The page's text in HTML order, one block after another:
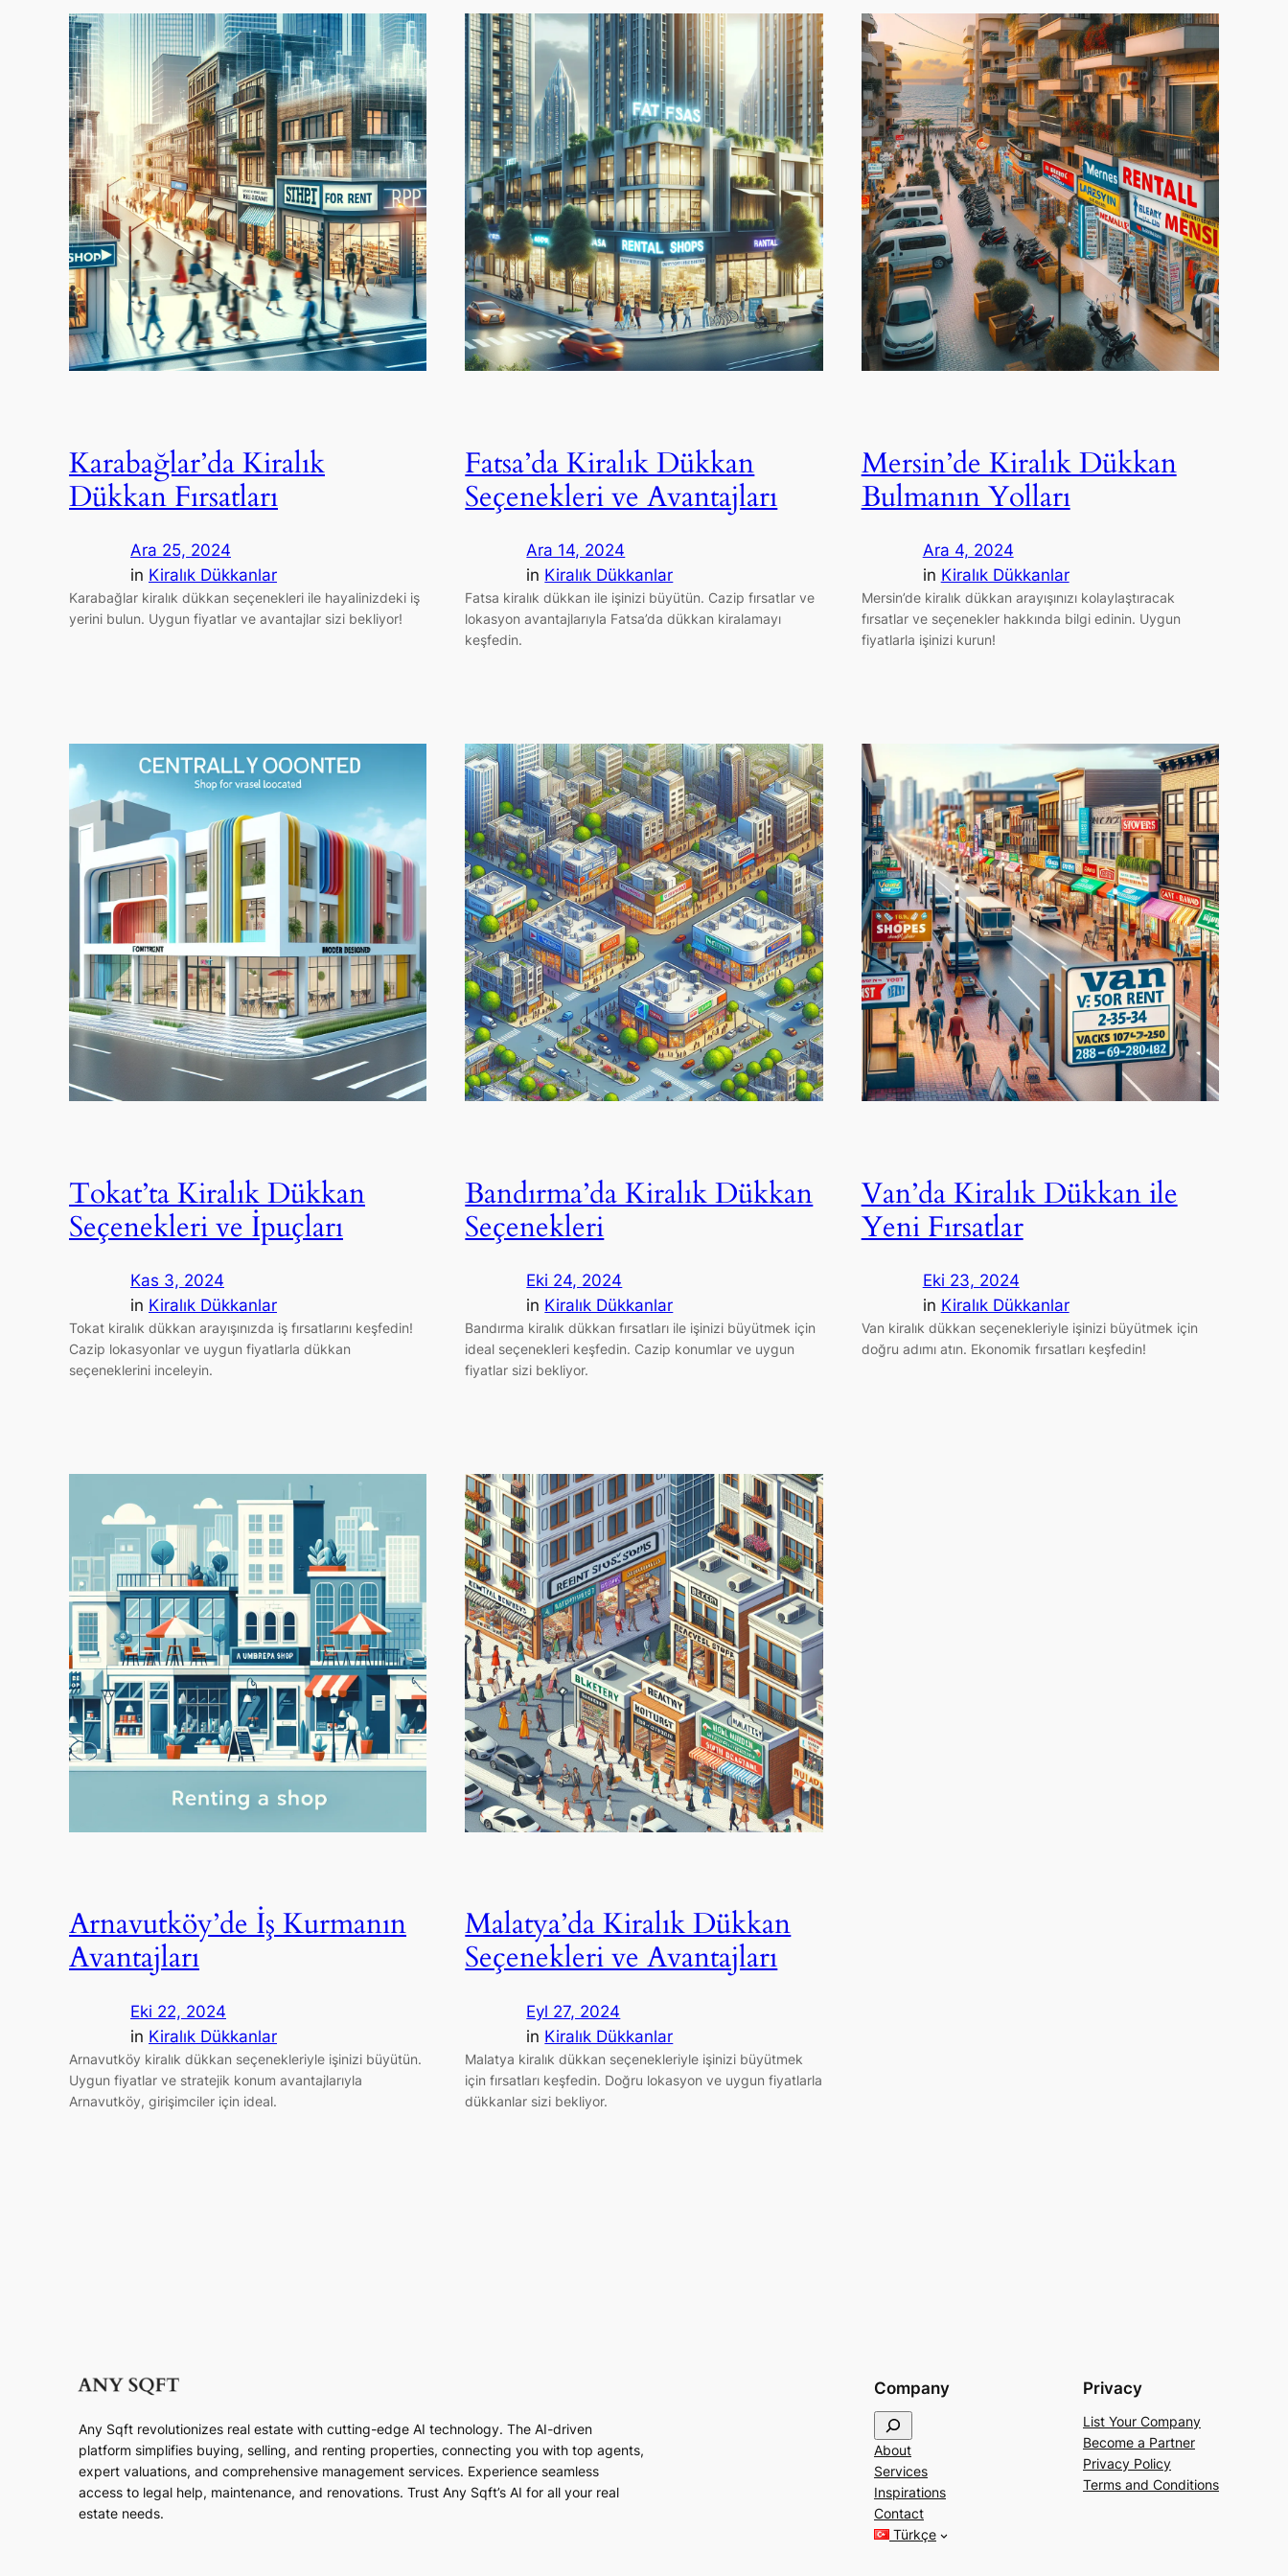
Karabağlar’da Kiralık
Dükkan Fırsatları
Ara 25, 2024
in Kiralık Dükkanlar
Karabağlar kiralık dükkan seçenekleri ile hayalinizdeki iş
yerini bulun. Uygun fiyatlar ve avantajlar sizi bekliyor!
Fatsa’da Kiralık Dükkan
Seçenekleri ve Avantajları
Ara 14, 2024
in Kiralık Dükkanlar
Fatsa kiralık dükkan ile işinizi büyütün. Cazip fırsatlar ve
lokasyon avantajlarıyla Fatsa’da dükkan kiralamayı
keşfedin.
Mersin’de Kiralık Dükkan
Bulmanın Yolları
Ara 4, 2024
in Kiralık Dükkanlar
Mersin’de kiralık dükkan arayışınızı kolaylaştıracak
fırsatlar ve seçenekler hakkında bilgi edinin. Uygun
fiyatlarla işinizi kurun!
Tokat’ta Kiralık Dükkan
Seçenekleri ve İpuçları
Kas 3, 2024
in Kiralık Dükkanlar
Tokat kiralık dükkan arayışınızda iş fırsatlarını keşfedin!
Cazip lokasyonlar ve uygun fiyatlarla dükkan
seçeneklerini inceleyin.
Bandırma’da Kiralık Dükkan
Seçenekleri
Eki 24, 2024
in Kiralık Dükkanlar
Bandırma kiralık dükkan fırsatları ile işinizi büyütmek için
ideal seçenekleri keşfedin. Cazip konumlar ve uygun
fiyatlar sizi bekliyor.
Van’da Kiralık Dükkan ile
Yeni Fırsatlar
Eki 23, 2024
in Kiralık Dükkanlar
Van kiralık dükkan seçenekleriyle işinizi büyütmek için
doğru adımı atın. Ekonomik fırsatları keşfedin!
Arnavutköy’de İş Kurmanın
Avantajları
Eki 22, 2024
in Kiralık Dükkanlar
Arnavutköy kiralık dükkan seçenekleriyle işinizi büyütün.
Uygun fiyatlar ve stratejik konum avantajlarıyla
Arnavutköy, girişimciler için ideal.
Malatya’da Kiralık Dükkan
Seçenekleri ve Avantajları
Eyl 27, 2024
in Kiralık Dükkanlar
Malatya kiralık dükkan seçenekleriyle işinizi büyütmek
için fırsatları keşfedin. Doğru lokasyon ve uygun fiyatlarla
dükkanlar sizi bekliyor.
Any Sqft revolutionizes real estate with cutting-edge AI technology. The AI-driven
platform simplifies buying, selling, and renting properties, connecting you with top agents,
expert valuations, and comprehensive management services. Experience seamless
access to legal help, maintenance, and renovations. Trust Any Sqft’s AI for all your real
estate needs.
Company
e
a
r
c
h
About
Services
Inspirations
Contact
Türkçe
Privacy
List Your Company
Become a Partner
Privacy Policy
Terms and Conditions